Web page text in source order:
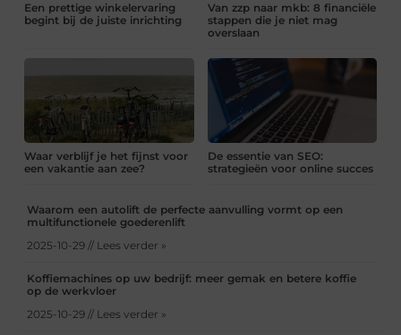
Een prettige winkelervaring
begint bij de juiste inrichting
Van zzp naar mkb: 8 financiële
stappen die je niet mag
overslaan
Waar verblijf je het fijnst voor
een vakantie aan zee?
De essentie van SEO:
strategieën voor online succes
Waarom een autolift de perfecte aanvulling vormt op een
multifunctionele goederenlift
2025-10-29 // Lees verder »
Koffiemachines op uw bedrijf: meer gemak en betere koffie
op de werkvloer
2025-10-29 // Lees verder »